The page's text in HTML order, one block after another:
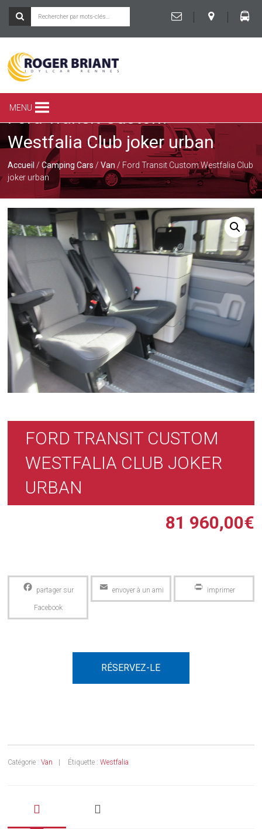
|
|
ROGER
BRIANT
SPÉCIALISTE
CAR
ET
DE
LA
CARAVANE
RENNES
MENU
Ford Transit Custom
Westfalia Club joker urban
Accueil /Camping Cars /Van / Ford Transit Custom Westfalia Club
joker urban
FORD TRANSIT CUSTOM
WESTFALIA CLUB JOKER
URBAN
81 960,00€
Facebook Email PrintFriendly
RÉSERVEZ-LE
Catégorie :Van Étiquette :Westfalia